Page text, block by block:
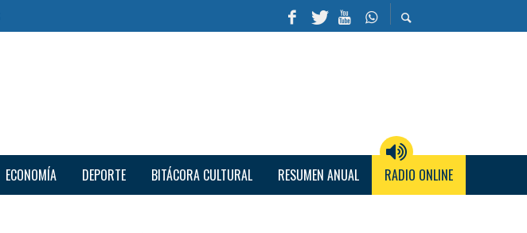
ECONOMÍA DEPORTE BITÁCORA CULTURAL RESUMEN ANUAL RADIO ONLINE